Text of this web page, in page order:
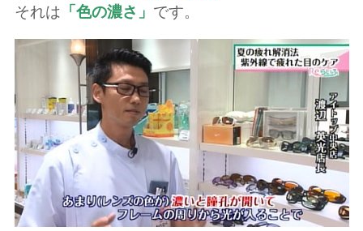
それは 「色の濃さ」 です。